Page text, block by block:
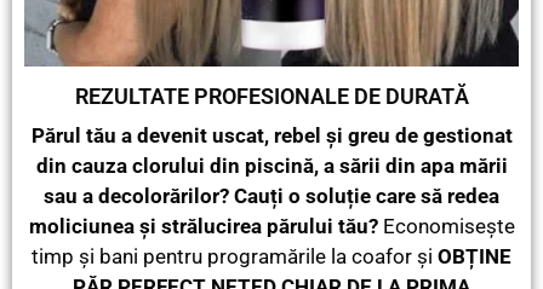
REZULTATE PROFESIONALE DE DURATĂ
Părul tău a devenit uscat, rebel și greu de gestionat
din cauza clorului din piscină, a sării din apa mării
sau a decolorărilor? Cauți o soluție care să redea
moliciunea și strălucirea părului tău?Economisește
timp și bani pentru programările la coafor și OBȚINE